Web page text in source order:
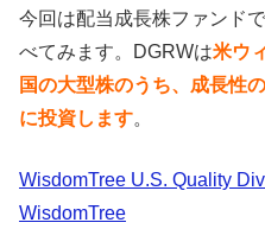
今回は配当成長株ファンドで
べてみます。DGRWは米ウ
国の大型株のうち、成長性
に投資します。
WisdomTree U.S. Quality
WisdomTree